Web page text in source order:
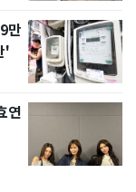
만
'
연